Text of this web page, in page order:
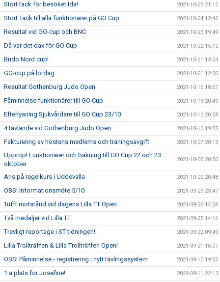
Stort tack för besöket Ida! 2021-10-25 21:12
Stort Tack till alla funktionärer på GO Cup 2021-10-24 12:42
Resultat vid GO-cup och BNC 2021-10-23 19:49
Då var det dax för GO Cup 2021-10-22 15:12
Budo Nord cup! 2021-10-21 13:24
GO-cup på lördag 2021-10-21 12:30
Resultat Gothenburg Judo Open 2021-10-16 18:57
Påminnelse funktionärer till GO Cup 2021-10-13 20:49
Efterlysning Sjukvårdare till GO Cup 23/10 2021-10-13 20:28
4 tävlande vid Gothenburg Judo Open. 2021-10-13 19:55
Fakturering av höstens medlems och träningsavgift 2021-10-07 20:13
Upprop! Funktionärer och bakning till GO Cup 22 och 23
oktober
2021-10-05 20:50
Aris på regelkurs i Uddevalla 2021-10-02 20:48
OBS! Informationsmöte 5/10 2021-09-29 23:47
Tufft motstånd vid dagens Lilla TT Open 2021-09-26 14:28
Två medaljer vid Lilla TT 2021-09-25 14:16
Trevligt reportage i ST tidningen! 2021-09-22 09:49
Lilla Trollträffen & Lilla Trollträffen Open! 2021-09-21 16:07
OBS! Påminnelse - registrering i nytt tävlingssystem 2021-09-17 19:02
1:a plats för Josefine! 2021-09-11 22:13